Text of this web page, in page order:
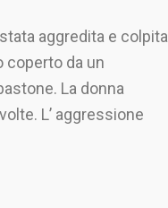
aggredita e colpita
coperto da un
La donna
L’ aggressione